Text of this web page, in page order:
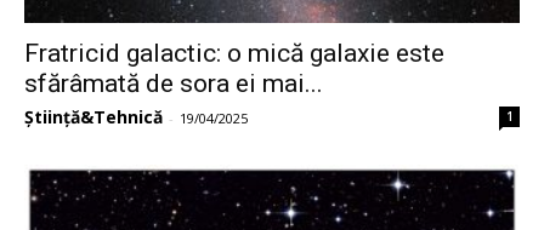
Fratricid galactic: o mică galaxie este
sfărâmată de sora ei mai...
Știință&Tehnică - 19/04/2025 1